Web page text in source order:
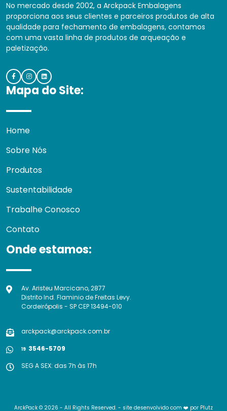
No mercado desde 2002, a Arckpack Embalagens
proporciona aos seus clientes e parceiros produtos de alta
qualidade para fechamento de embalagens, contamos
com uma vasta linha de produtos de arqueação e
paletização.
Mapa do Site:
Home
Sobre Nós
Produtos
Sustentabilidade
Trabalhe Conosco
Contato
Onde estamos:
Av. Aristeu Marcicano, 2877
Distrito Ind. Flaminio de Freitas Levy.
Cordeirópolis - SP CEP 13494-010
arckpack@arckpack.com.br
19 3546-5709
SEG A SEX: das 7h às 17h
ArckPack © 2026 - All Rights Reserved. - site desenvolvido com ❤️ por Plutz